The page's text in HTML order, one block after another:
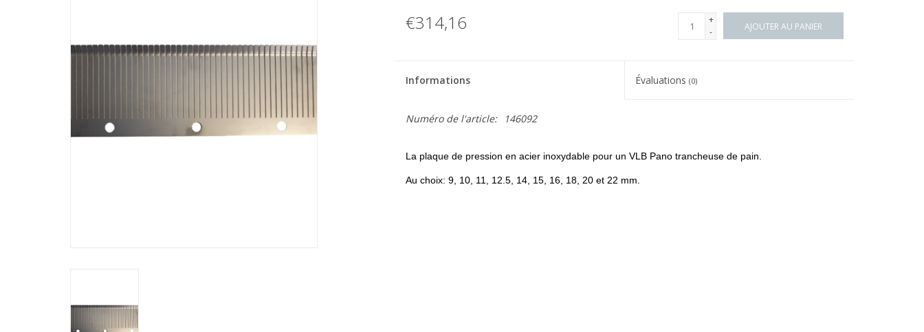
€314,16
+
-
AJOUTER AU PANIER
Informations Évaluations(0)
Numéro de l'article: 146092
La plaque de pression en acier inoxydable pour un VLB Pano trancheuse de pain.
Au choix: 9, 10, 11, 12.5, 14, 15, 16, 18, 20 et 22 mm.